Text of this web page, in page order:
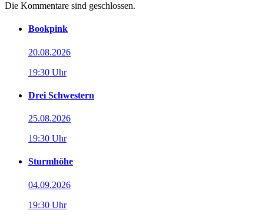
Die Kommentare sind geschlossen.
Bookpink
20.08.2026
19:30 Uhr
Drei Schwestern
25.08.2026
19:30 Uhr
Sturmhöhe
04.09.2026
19:30 Uhr